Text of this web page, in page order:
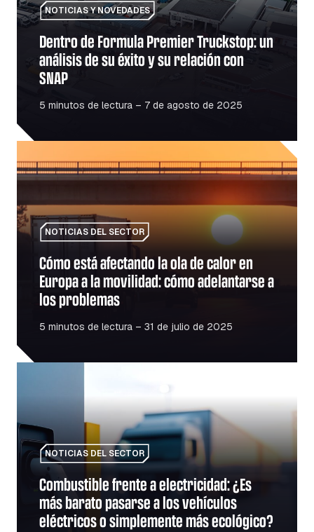
NOTICIAS Y NOVEDADES
Dentro de Formula Premier Truckstop: un
análisis de su éxito y su relación con
SNAP
5 minutos de lectura – 7 de agosto de 2025
Cómo está afectando la ola de calor en Europa a la
NOTICIAS DEL SECTOR
Cómo está afectando la ola de calor en
Europa a la movilidad: cómo adelantarse a
los problemas
5 minutos de lectura – 31 de julio de 2025
NOTICIAS DEL SECTOR
Combustible frente a electricidad: ¿Es
más barato pasarse a los vehículos
eléctricos o simplemente más ecológico?